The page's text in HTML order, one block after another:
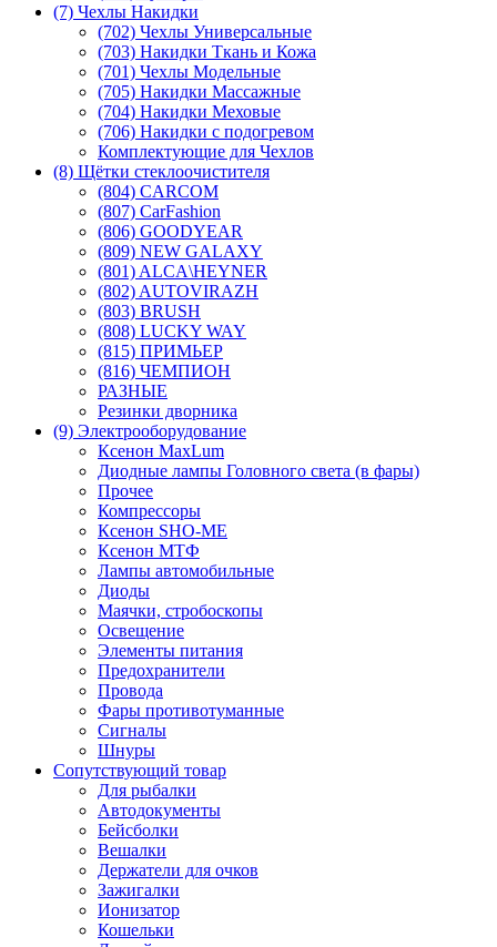
(7) Чехлы Накидки
(702) Чехлы Универсальные
(703) Накидки Ткань и Кожа
(701) Чехлы Модельные
(705) Накидки Массажные
(704) Накидки Меховые
(706) Накидки с подогревом
Комплектующие для Чехлов
(8) Щётки стеклоочистителя
(804) CARCOM
(807) CarFashion
(806) GOODYEAR
(809) NEW GALAXY
(801) ALCA\HEYNER
(802) AUTOVIRAZH
(803) BRUSH
(808) LUCKY WAY
(815) ПРИМЬЕР
(816) ЧЕМПИОН
РАЗНЫЕ
Резинки дворника
(9) Электрооборудование
Ксенон MaxLum
Диодные лампы Головного света (в фары)
Прочее
Компрессоры
Ксенон SHO-ME
Ксенон МТФ
Лампы автомобильные
Диоды
Маячки, стробоскопы
Освещение
Элементы питания
Предохранители
Провода
Фары противотуманные
Сигналы
Шнуры
Сопутствующий товар
Для рыбалки
Автодокументы
Бейсболки
Вешалки
Держатели для очков
Зажигалки
Ионизатор
Кошельки